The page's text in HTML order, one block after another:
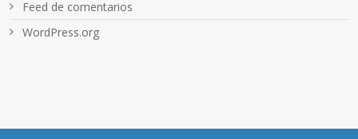
Feed de comentarios
WordPress.org